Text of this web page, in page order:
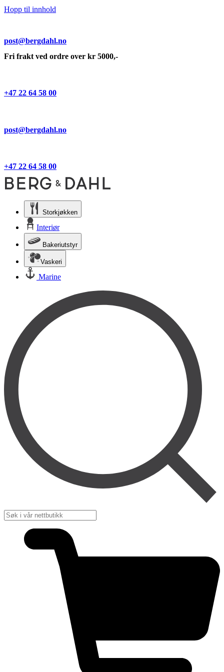
Hopp til innhold
post@bergdahl.no
Fri frakt ved ordre over kr 5000,-
+47 22 64 58 00
post@bergdahl.no
+47 22 64 58 00
Storkjøkken
Interiør
Bakeriutstyr
Vaskeri
Marine